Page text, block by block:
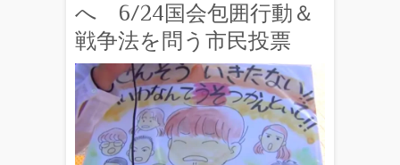
へ 6/24国会包囲行動＆
戦争法を問う市民投票